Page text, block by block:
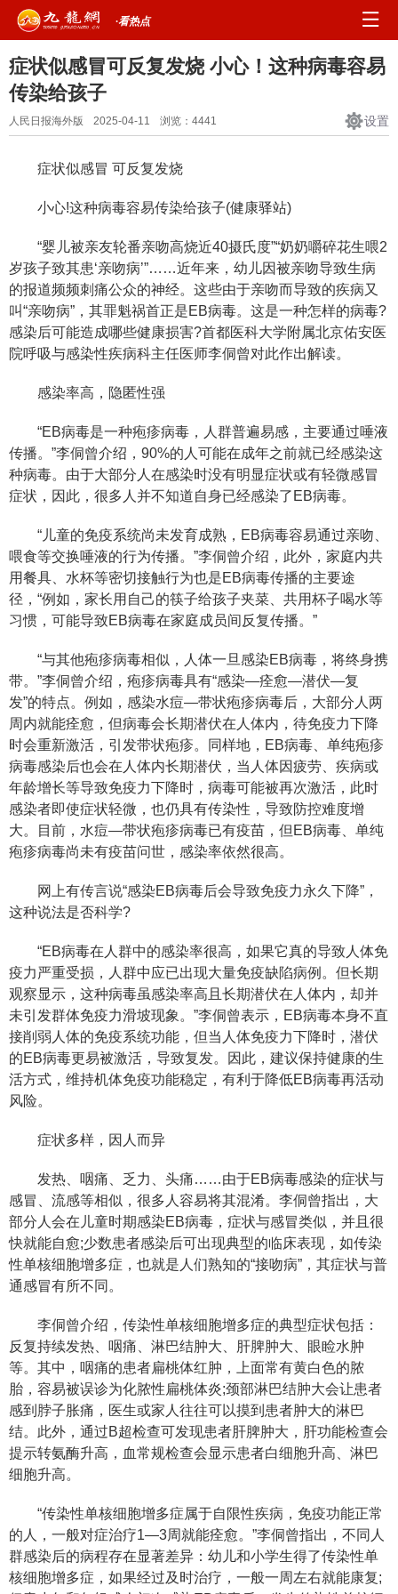
·看热点
症状似感冒可反复发烧 小心！这种病毒容易
传染给孩子
人民日报海外版 2025-04-11 浏览： 4441 设置
症状似感冒 可反复发烧
小心!这种病毒容易传染给孩子(健康驿站)
“婴儿被亲友轮番亲吻高烧近40摄氏度”“奶奶嚼碎花生喂2
岁孩子致其患‘亲吻病’”……近年来，幼儿因被亲吻导致生病
的报道频频刺痛公众的神经。这些由于亲吻而导致的疾病又
叫“亲吻病”，其罪魁祸首正是EB病毒。这是一种怎样的病毒?
感染后可能造成哪些健康损害?首都医科大学附属北京佑安医
院呼吸与感染性疾病科主任医师李侗曾对此作出解读。
感染率高，隐匿性强
“EB病毒是一种疱疹病毒，人群普遍易感，主要通过唾液
传播。”李侗曾介绍，90%的人可能在成年之前就已经感染这
种病毒。由于大部分人在感染时没有明显症状或有轻微感冒
症状，因此，很多人并不知道自身已经感染了EB病毒。
“儿童的免疫系统尚未发育成熟，EB病毒容易通过亲吻、
喂食等交换唾液的行为传播。”李侗曾介绍，此外，家庭内共
用餐具、水杯等密切接触行为也是EB病毒传播的主要途
径，“例如，家长用自己的筷子给孩子夹菜、共用杯子喝水等
习惯，可能导致EB病毒在家庭成员间反复传播。”
“与其他疱疹病毒相似，人体一旦感染EB病毒，将终身携
带。”李侗曾介绍，疱疹病毒具有“感染—痊愈—潜伏—复
发”的特点。例如，感染水痘—带状疱疹病毒后，大部分人两
周内就能痊愈，但病毒会长期潜伏在人体内，待免疫力下降
时会重新激活，引发带状疱疹。同样地，EB病毒、单纯疱疹
病毒感染后也会在人体内长期潜伏，当人体因疲劳、疾病或
年龄增长等导致免疫力下降时，病毒可能被再次激活，此时
感染者即使症状轻微，也仍具有传染性，导致防控难度增
大。目前，水痘—带状疱疹病毒已有疫苗，但EB病毒、单纯
疱疹病毒尚未有疫苗问世，感染率依然很高。
网上有传言说“感染EB病毒后会导致免疫力永久下降”，
这种说法是否科学?
“EB病毒在人群中的感染率很高，如果它真的导致人体免
疫力严重受损，人群中应已出现大量免疫缺陷病例。但长期
观察显示，这种病毒虽感染率高且长期潜伏在人体内，却并
未引发群体免疫力滑坡现象。”李侗曾表示，EB病毒本身不直
接削弱人体的免疫系统功能，但当人体免疫力下降时，潜伏
的EB病毒更易被激活，导致复发。因此，建议保持健康的生
活方式，维持机体免疫功能稳定，有利于降低EB病毒再活动
风险。
症状多样，因人而异
发热、咽痛、乏力、头痛……由于EB病毒感染的症状与
感冒、流感等相似，很多人容易将其混淆。李侗曾指出，大
部分人会在儿童时期感染EB病毒，症状与感冒类似，并且很
快就能自愈;少数患者感染后可出现典型的临床表现，如传染
性单核细胞增多症，也就是人们熟知的“接吻病”，其症状与普
通感冒有所不同。
李侗曾介绍，传染性单核细胞增多症的典型症状包括：
反复持续发热、咽痛、淋巴结肿大、肝脾肿大、眼睑水肿
等。其中，咽痛的患者扁桃体红肿，上面常有黄白色的脓
胎，容易被误诊为化脓性扁桃体炎;颈部淋巴结肿大会让患者
感到脖子胀痛，医生或家人往往可以摸到患者肿大的淋巴
结。此外，通过B超检查可发现患者肝脾肿大，肝功能检查会
提示转氨酶升高，血常规检查会显示患者白细胞升高、淋巴
细胞升高。
“传染性单核细胞增多症属于自限性疾病，免疫功能正常
的人，一般对症治疗1—3周就能痊愈。”李侗曾指出，不同人
群感染后的病程存在显著差异：幼儿和小学生得了传染性单
核细胞增多症，如果经过及时治疗，一般一周左右就能康复;